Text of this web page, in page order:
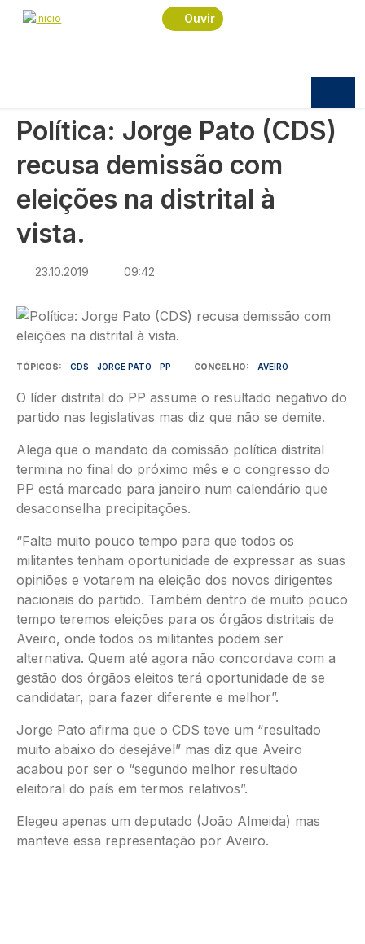
Passar para o conteúdo principal
Ouvir
Navegação estrutural
Início
Política
Política: Jorge Pato (CDS) recusa demissão com
Política: Jorge Pato (CDS)
recusa demissão com
eleições na distrital à
vista.
23.10.2019 09:42
Imagem
TÓPICOS CDS JORGE PATO PP CONCELHO AVEIRO
O líder distrital do PP assume o resultado negativo do
partido nas legislativas mas diz que não se demite.
Alega que o mandato da comissão política distrital
termina no final do próximo mês e o congresso do
PP está marcado para janeiro num calendário que
desaconselha precipitações.
“Falta muito pouco tempo para que todos os
militantes tenham oportunidade de expressar as suas
opiniões e votarem na eleição dos novos dirigentes
nacionais do partido. Também dentro de muito pouco
tempo teremos eleições para os órgãos distritais de
Aveiro, onde todos os militantes podem ser
alternativa. Quem até agora não concordava com a
gestão dos órgãos eleitos terá oportunidade de se
candidatar, para fazer diferente e melhor”.
Jorge Pato afirma que o CDS teve um “resultado
muito abaixo do desejável” mas diz que Aveiro
acabou por ser o “segundo melhor resultado
eleitoral do país em termos relativos”.
Elegeu apenas um deputado (João Almeida) mas
manteve essa representação por Aveiro.